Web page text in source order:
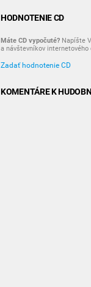
HODNOTENIE CD
Máte CD vypočuté? Napíšte
a návštevníkov internetového
Zadať hodnotenie CD
KOMENTÁRE K